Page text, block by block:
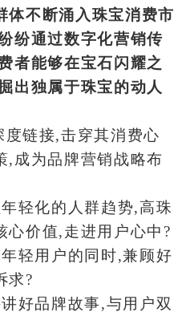
体不断涌入珠宝消费市
纷通过数字化营销传
者能够在宝石闪耀之
出独属于珠宝的动人
链接,击穿其消费心
,成为品牌营销战略布
轻化的人群趋势,高珠
心价值,走进用户心中?
轻用户的同时,兼顾好
求?
好品牌故事,与用户双